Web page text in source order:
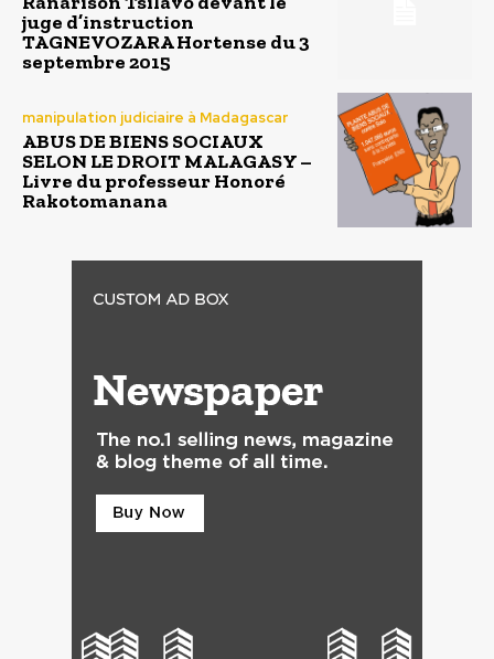
juge d’instruction
TAGNEVOZARA Hortense du 3
septembre 2015
manipulation judiciaire à Madagascar
ABUS DE BIENS SOCIAUX
SELON LE DROIT MALAGASY –
Livre du professeur Honoré
Rakotomanana